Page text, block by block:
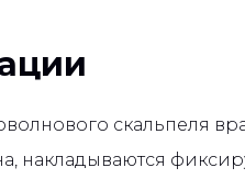
скальпеля
накладываются